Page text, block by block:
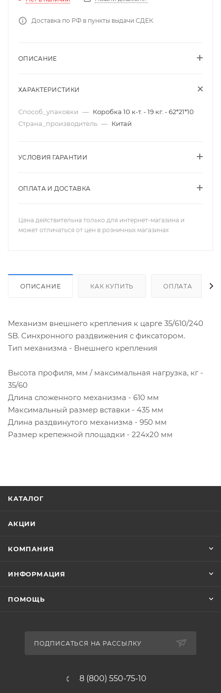
Доставка по РФ в пункты выдачи СДЕК.
ОПИСАНИЕ
ХАРАКТЕРИСТИКИ
Способ_упаковки — Коробка 10 к-т. - 19 кг. - 62*21*10
Страна_производитель — Китай
УСЛОВИЯ ГАРАНТИИ
ОПЛАТА И ДОСТАВКА
Цена действительна только для интернет-магазина и
может отличаться от цен в розничных магазинах
ОПИСАНИЕ КАК КУПИТЬ ОПЛАТА
Механизм внешнего крепления к царге 35/610/240
SB. Cинхронного раздвижения с фиксатором.
Тип механизма - Внешнего крепления
Высота профиля, мм / максимальная нагрузка, кг -
35/60
Длина сложенного механизма - 610 мм
Максимальный размер вставки - 435 мм
Длина раздвинутого механизма - 950 мм
Размер крепежной площадки - 224x20 мм
КАТАЛОГ
АКЦИИ
КОМПАНИЯ
ИНФОРМАЦИЯ
ПОМОЩЬ
ПОДПИСАТЬСЯ НА РАССЫЛКУ
8 (800) 550-75-10